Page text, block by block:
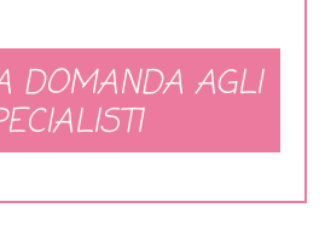
DOMANDA AGLI